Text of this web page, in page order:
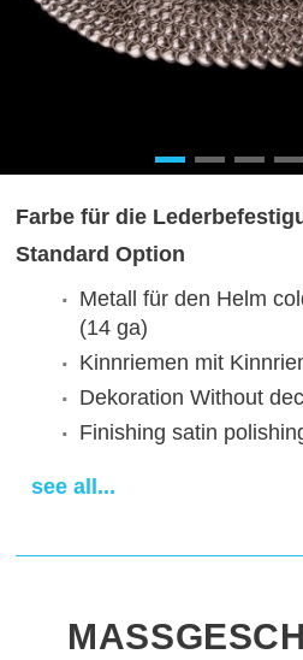
Farbe für die
Standard Option
Metall für den Helm
(14 ga)
Kinnriemen mit
Dekoration Without
Finishing satin
see all...